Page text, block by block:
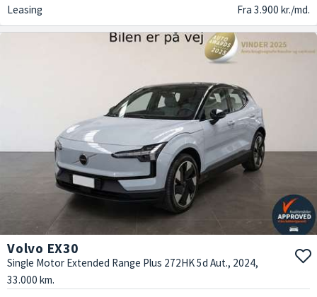
Leasing
Fra 3.900 kr./md.
Volvo EX30
Single Motor Extended Range Plus 272HK 5d Aut., 2024,
33.000 km.